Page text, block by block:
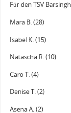
Für den TSV
Mara B. (28)
Isabel K. (15)
Natascha R. (10)
Caro T. (4)
Denise T. (2)
Asena A. (2)